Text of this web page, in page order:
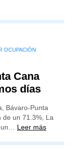
OCUPACIÓN
Cana
días
Bávaro-Punta
de un 71.3%, La
un… Leer más